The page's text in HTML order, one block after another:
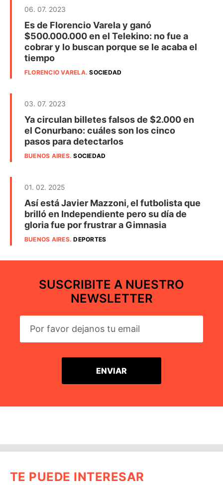
06. 07. 2023
Es de Florencio Varela y ganó
$500.000.000 en el Telekino: no fue a
cobrar y lo buscan porque se le acaba el
tiempo
FLORENCIO VARELA.SOCIEDAD
03. 07. 2023
Ya circulan billetes falsos de $2.000 en
el Conurbano: cuáles son los cinco
pasos para detectarlos
BUENOS AIRES.SOCIEDAD
01. 02. 2025
Así está Javier Mazzoni, el futbolista que
brilló en Independiente pero su día de
gloria fue por frustrar a Gimnasia
BUENOS AIRES.DEPORTES
SUSCRIBITE A NUESTRO
NEWSLETTER
TE PUEDE INTERESAR